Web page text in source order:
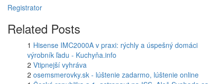
Registrator
Related Posts
1 Hisense IMC2000A v praxi: rýchly a úspešný domáci
výrobník ľadu - Kuchyňa.info
2 Vtipnejší vyhráva
2 osemsmerovky.sk - lúštenie zadarmo, lúštenie online